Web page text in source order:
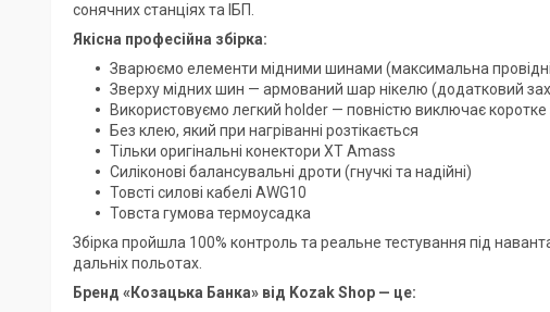
сонячних станціях та ІБП.
Якісна професійна збірка:
Зварюємо елементи мідними шинами (максимальна
Зверху мідних шин — армований шар нікелю (додатковий
Використовуємо легкий holder — повністю виключає
Без клею, який при нагріванні розтікається
Тільки оригінальні конектори XT Amass
Силіконові балансувальні дроти (гнучкі та надійні)
Товсті силові кабелі AWG10
Товста гумова термоусадка
Збірка пройшла 100% контроль та реальне тестування під
дальніх польотах.
Бренд «Козацька Банка» від Kozak Shop — це: